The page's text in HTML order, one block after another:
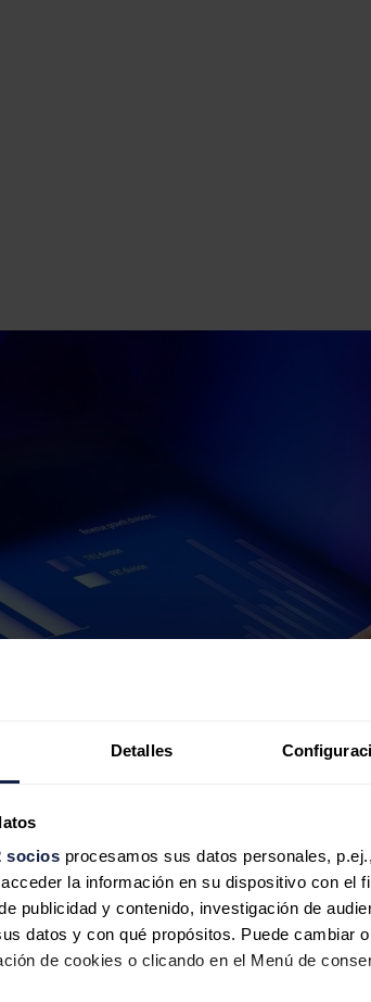
Detalles
socios procesamos sus datos personales,
la información en su dispositivo con el
publicidad y contenido, investigación de
datos y con qué propósitos. Puede cambiar
de cookies o clicando en el Menú de